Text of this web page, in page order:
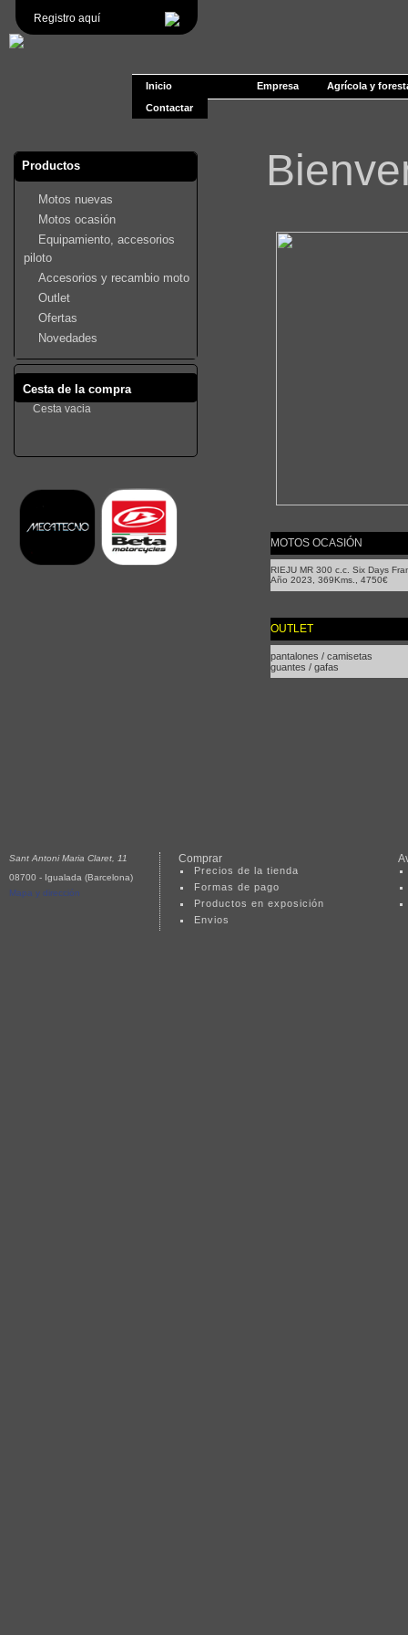
Registro aquí
Inicio Empresa
Agrícola y
Contactar
Productos
Motos nuevas
Motos ocasión
Equipamiento, accesorios
piloto
Accesorios y recambio moto
Outlet
Ofertas
Novedades
Cesta de la compra
Cesta vacia
MOTOS OCASIÓN
RIEJU MR 300 c.c. Six Days
Año 2023, 369Kms., 4750€
OUTLET
pantalones / camisetas
guantes / gafas
Sant Antoni Maria Claret, 11
08700 - Igualada (Barcelona)
Mapa y dirección
Comprar
Precios de la tienda
Formas de pago
Productos en exposición
Envios